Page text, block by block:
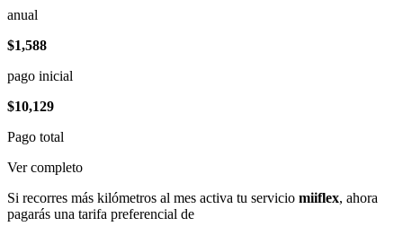
anual
$1,588
pago inicial
$10,129
Pago total
Ver completo
Si recorres más kilómetros al mes activa tu servicio miiflex, ahora
pagarás una tarifa preferencial de